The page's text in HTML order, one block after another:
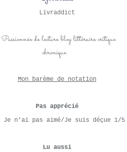
Livraddict
Mon barème de notation
Pas apprécié
Je n'ai pas aimé/Je suis déçue 1/5
Lu aussi